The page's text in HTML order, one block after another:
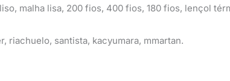
malha lisa, 200 fios, 400 fios, 180 fios, lençol
riachuelo, santista, kacyumara, mmartan.